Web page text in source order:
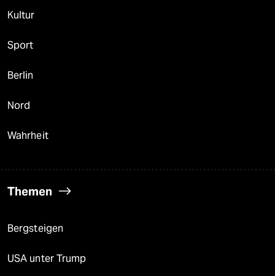
Kultur
Sport
Berlin
Nord
Wahrheit
Themen
Bergsteigen
USA unter Trump